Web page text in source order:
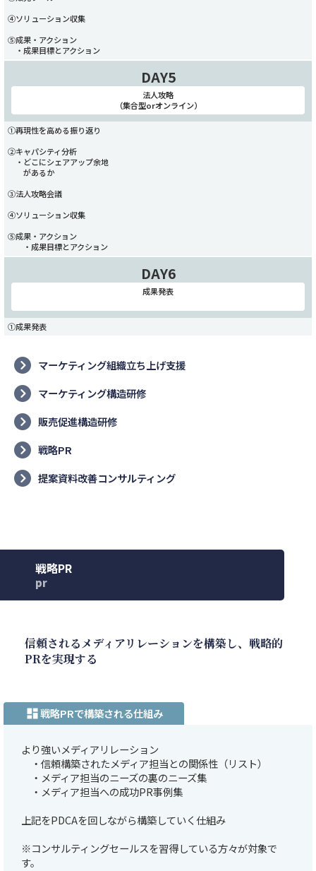
④ソリューション収集
⑤成果・アクション
・成果目標とアクション
DAY5
法人攻略
（集合型orオンライン）
①再現性を高める振り返り
②キャパシティ分析
・どこにシェアアップ余地
があるか
③法人攻略会議
④ソリューション収集
⑤成果・アクション
・成果目標とアクション
DAY6
成果発表
①成果発表
マーケティング組織立ち上げ支援
マーケティング構造研修
販売促進構造研修
戦略PR
提案資料改善コンサルティング
戦略PR
pr
信頼されるメディアリレーションを構築し、戦略的
PRを実現する
dashboard戦略PRで構築される仕組み
より強いメディアリレーション
・信頼構築されたメディア担当との関係性（リスト）
・メディア担当のニーズの裏のニーズ集
・メディア担当への成功PR事例集
上記をPDCAを回しながら構築していく仕組み
※コンサルティングセールスを習得している方々が対象で
す。